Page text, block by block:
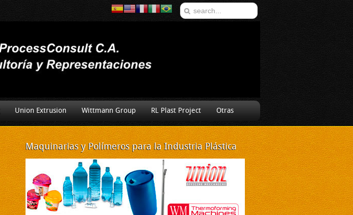
Union Extrusion Wittmann Group RL Plast Project Otras
Maquinariasy Polímeros para la Industria Plástica